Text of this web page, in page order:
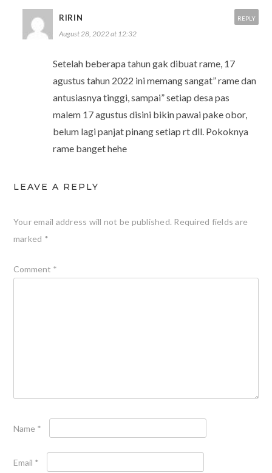
RIRIN
August 28, 2022 at 12:32
Setelah beberapa tahun gak dibuat rame, 17
agustus tahun 2022 ini memang sangat” rame dan
antusiasnya tinggi, sampai” setiap desa pas
malem 17 agustus disini bikin pawai pake obor,
belum lagi panjat pinang setiap rt dll. Pokoknya
rame banget hehe
REPLY
LEAVE A REPLY
Your email address will not be published. Required fields are
marked *
Comment *
Name *
Email *